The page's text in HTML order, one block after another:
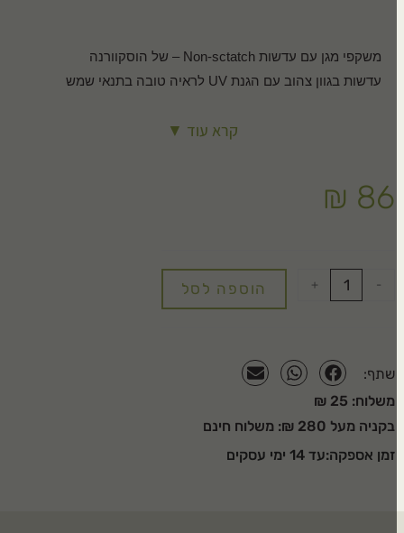
משקפי מגן עם עדשות Non-sctatch – של הוסקוורנה
עדשות בגוון צהוב עם הגנת UV לראיה טובה בתנאי שמש
קרא עוד ▼
₪ 86
הוספה לסל
שתף:
משלוח: 25 ₪
בקניה מעל 280 ₪: משלוח חינם
זמן אספקה:עד 14 ימי עסקים